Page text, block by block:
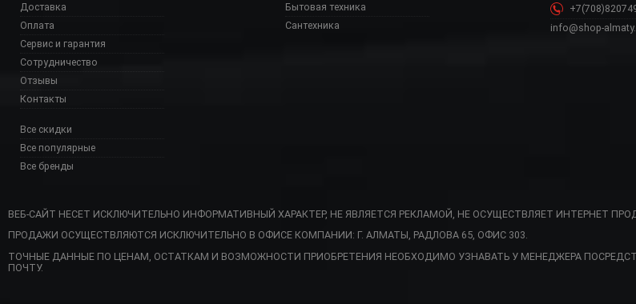
VSTR71BRX
Доставка
Оплата
Сервис и гарантия
Сотрудничество
Отзывы
Контакты
Все скидки
Все популярные
Все бренды
Бытовая техника
Сантехника
info@shop-
ВЕБ-САЙТ НЕСЕТ ИСКЛЮЧИТЕЛЬНО ИНФОРМАТИВНЫЙ ХАРАКТЕР, НЕ ЯВЛЯЕТСЯ РЕКЛАМОЙ, НЕ ОСУЩЕСТВЛЯЕТ ИНТЕРНЕТ
ПРОДАЖИ ОСУЩЕСТВЛЯЮТСЯ ИСКЛЮЧИТЕЛЬНО В ОФИСЕ КОМПАНИИ: Г. АЛМАТЫ, РАДЛОВА 65, ОФИС 303.
ТОЧНЫЕ ДАННЫЕ ПО ЦЕНАМ, ОСТАТКАМ И ВОЗМОЖНОСТИ ПРИОБРЕТЕНИЯ НЕОБХОДИМО УЗНАВАТЬ У МЕНЕДЖЕРА
ПОЧТУ.